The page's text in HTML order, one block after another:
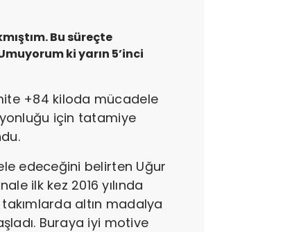
Bu süreçte
ki yarın 5’inci
+84 kiloda mücadele
için tatamiye
edeceğini belirten Uğur
ilk kez 2016 yılında
altın madalya
Buraya iyi motive